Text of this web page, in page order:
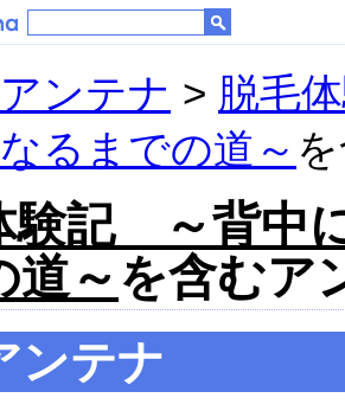
ンテナ > 脱毛
るまでの道～
験記 ～背中
道～ を含むア
ンテナ